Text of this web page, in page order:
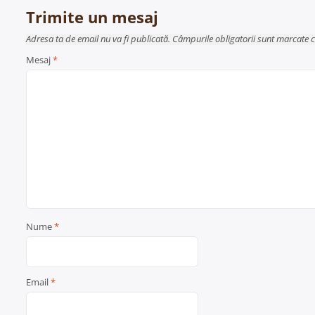
articole
Trimite un mesaj
Adresa ta de email nu va fi publicată. Câmpurile obligatorii sunt marcate
Mesaj*
Nume*
Email*